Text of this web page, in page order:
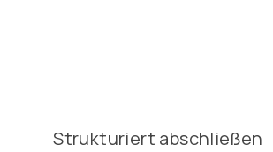
Strukturiert abschließen